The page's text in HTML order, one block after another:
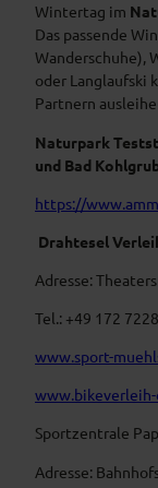
Wintertag im
Das passende
Wanderschuhe),
oder Langlaufski
Partnern
Naturpark
und Bad
https://
Drahtesel
Adresse:
Tel.: +49 172
www.sport-
Sportzentrale
Adresse: